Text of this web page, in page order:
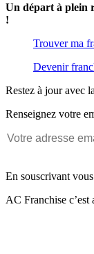
Un départ à plein
!
Trouver ma
Devenir
Restez à jour avec
Renseignez votre
En souscrivant
AC Franchise c’est